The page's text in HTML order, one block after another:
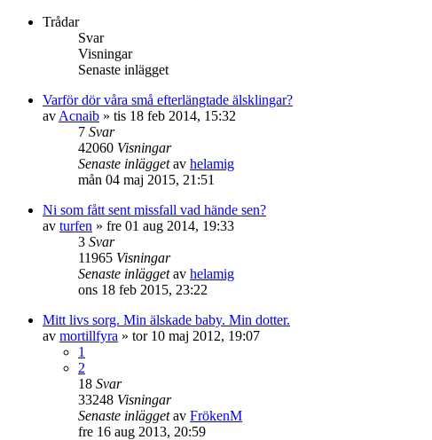
Trådar
Svar
Visningar
Senaste inlägget
Varför dör våra små efterlängtade älsklingar?
av Acnaib » tis 18 feb 2014, 15:32
7 Svar
42060 Visningar
Senaste inläggetav helamig
mån 04 maj 2015, 21:51
Ni som fått sent missfall vad hände sen?
av turfen » fre 01 aug 2014, 19:33
3 Svar
11965 Visningar
Senaste inläggetav helamig
ons 18 feb 2015, 23:22
Mitt livs sorg. Min älskade baby. Min dotter.
av mortillfyra » tor 10 maj 2012, 19:07
1
2
18 Svar
33248 Visningar
Senaste inläggetav FrökenM
fre 16 aug 2013, 20:59